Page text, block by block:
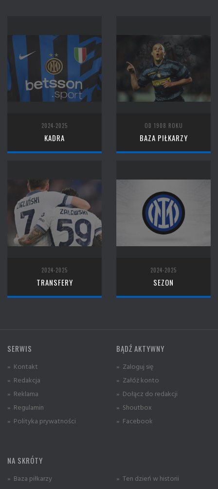
2024-2025
KADRA
OD 1908 ROKU
BAZA PIŁKARZY
2024-2025
TRANSFERY
2024-2025
SEZON
SERWIS
» Kontakt
» Redakcja
» Reklama
» Regulamin
» Polityka prywatności
BĄDŹ AKTYWNY
» Zaloguj się
» Załóż konto
» Dołącz do redakcji
» Shoutbox
» Facebook
NA SKRÓTY
» Baza piłkarzy
» Ten dzień w historii